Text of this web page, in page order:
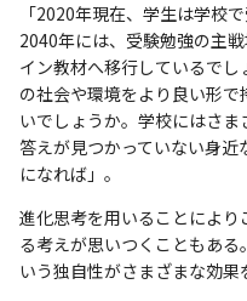
「2020年現在、学生は学校
2040年には、受験勉強の主
イン教材へ移行しているで
の社会や環境をより良い形
いでしょうか。学校にはさ
答えが見つかっていない身
になれば」。
進化思考を用いることによ
る考えが思いつくこともあ
いう独自性がさまざまな効果